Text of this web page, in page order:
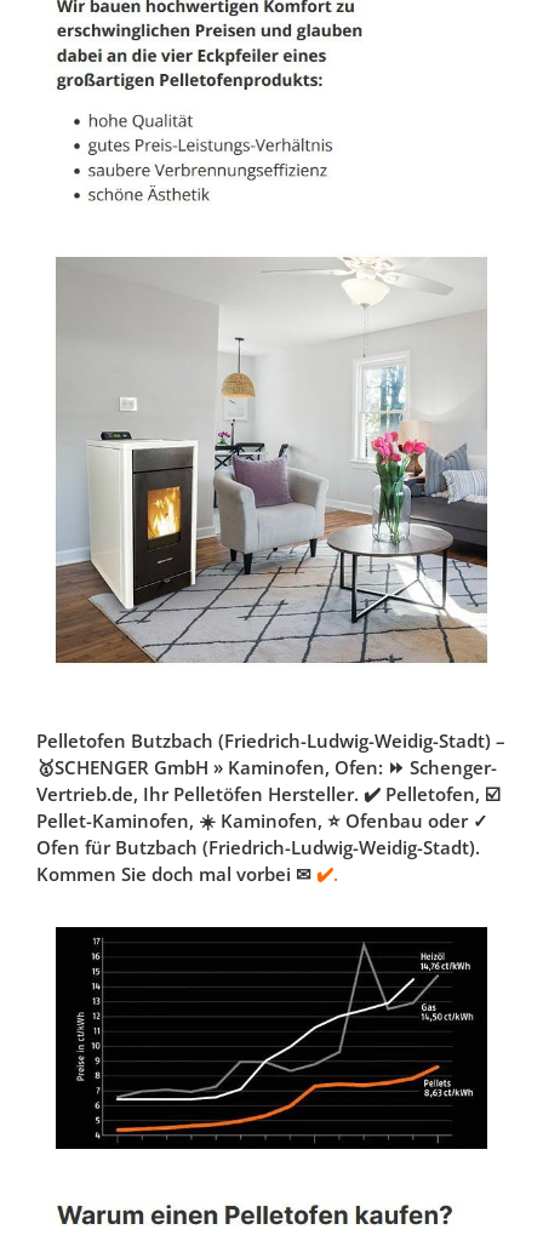
Pelletofen Butzbach (Friedrich-Ludwig-Weidig-Stadt) –
🥇SCHENGER GmbH » Kaminofen, Ofen: ⏩ Schenger-
Vertrieb.de, Ihr Pelletöfen Hersteller. ✔️ Pelletofen, ☑️
Pellet-Kaminofen, ☀️ Kaminofen, ⭐ Ofenbau oder ✓
Ofen für Butzbach (Friedrich-Ludwig-Weidig-Stadt).
Kommen Sie doch mal vorbei ✉ ✔️.